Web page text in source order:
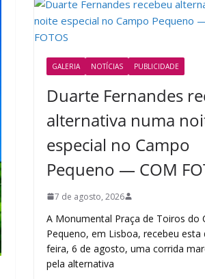
GALERIA NOTÍCIAS PUBLICIDADE
Duarte Fernandes
alternativa numa
especial no Campo
Pequeno — COM
7 de agosto, 2026
A Monumental Praça de Toiros do
Pequeno, em Lisboa, recebeu esta
feira, 6 de agosto, uma corrida
pela alternativa